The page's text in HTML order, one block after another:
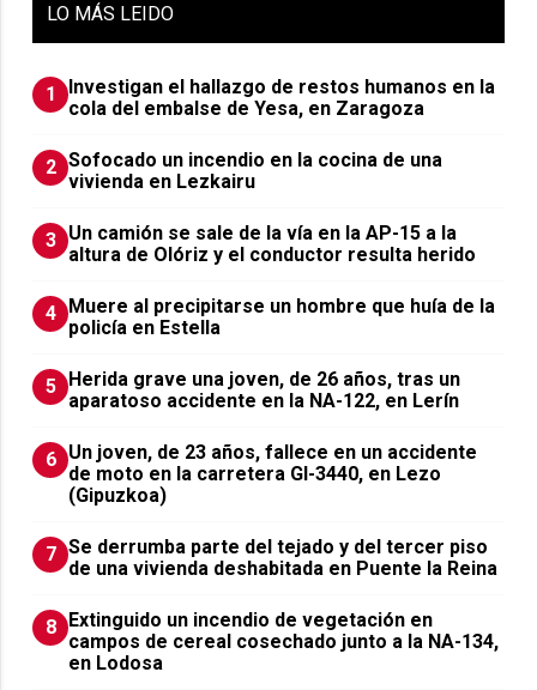
LO MÁS LEIDO
1
Investigan el hallazgo de restos humanos en la
cola del embalse de Yesa, en Zaragoza
2 Sofocado un incendio en la cocina de una
vivienda en Lezkairu
3 Un camión se sale de la vía en la AP-15 a la
altura de Olóriz y el conductor resulta herido
4 Muere al precipitarse un hombre que huía de la
policía en Estella
5 Herida grave una joven, de 26 años, tras un
aparatoso accidente en la NA-122, en Lerín
6 Un joven, de 23 años, fallece en un accidente
de moto en la carretera GI-3440, en Lezo
(Gipuzkoa)
7 Se derrumba parte del tejado y del tercer piso
de una vivienda deshabitada en Puente la Reina
8 Extinguido un incendio de vegetación en
campos de cereal cosechado junto a la NA-134,
en Lodosa